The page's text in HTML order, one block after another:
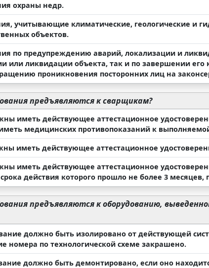
охраны недр.
учитывающие климатические, геологические и
объектов.
по предупреждению аварий, локализации и
или ликвидации объекта, так и по завершении его
проникновения посторонних лиц на
предъявляются к сварщикам?
иметь действующее аттестационное
медицинских противопоказаний к
иметь действующее аттестационное
иметь действующее аттестационное
действия которого прошло не более 3 месяцев,
предъявляются к оборудованию,
должно быть изолировано от действующей
номера по технологической схеме закрашено.
должно быть демонтировано, если оно